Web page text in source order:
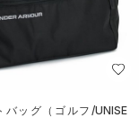
バッグ（ゴルフ/UNISE